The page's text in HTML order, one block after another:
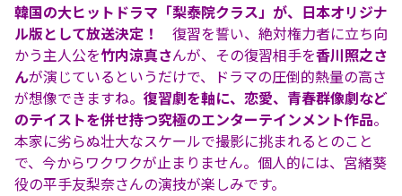
韓国の大ヒットドラマ「梨泰院クラス」が、日本オリジナ
ル版として放送決定！
復習を誓い、絶対権力者に立ち向
かう主人公を竹内涼真さんが、その復習相手を香川照之さ
んが演じているというだけで、ドラマの圧倒的熱量の高さ
が想像できますね。 復習劇を軸に、恋愛、青春群像劇など
のテイストを併せ持つ究極のエンターテインメント作品。
本家に劣らぬ壮大なスケールで撮影に挑まれるとのこと
で、今からワクワクが止まりません。個人的には、宮緒葵
役の平手友梨奈さんの演技が楽しみです。